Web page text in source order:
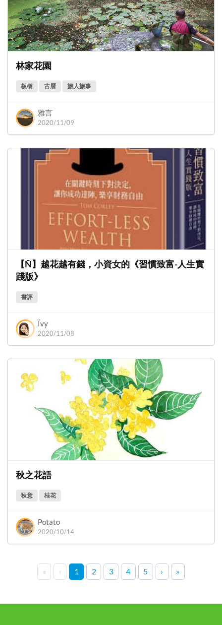
林家花園
板橋 古厝 旅人旅事
雅言
2020/11/09
【Ñ】越花越有錢，小資女的《習慣致富-人生實
踐版》
書評
Ïvy
2020/11/08
秋之花語
秋意 桂花
Potato
2020/10/14
« ‹ 1 2 3 4 5 › »